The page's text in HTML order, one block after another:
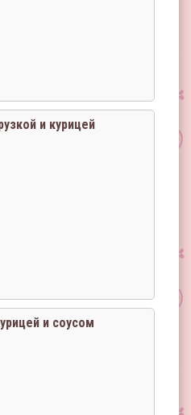
и курицей
и соусом